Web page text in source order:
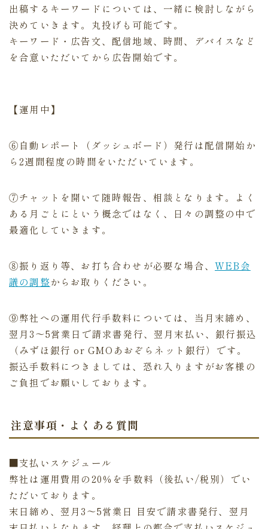
出稿するキーワードについては、一緒に検討しながら
決めていきます。丸投げも可能です。
キーワード・広告文、配信地域、時間、デバイスなど
を合意いただいてから広告開始です。
【運用中】
⑥自動レポート（ダッシュボード）発行は配信開始か
ら2週間程度の時間をいただいています。
⑦チャットを開いて随時報告、相談となります。よく
ある月ごとにという概念ではなく、日々の調整の中で
最適化していきます。
⑧振り返り等、お打ち合わせが必要な場合、WEB会
議の調整からお取りください。
⑨弊社への運用代行手数料については、当月末締め、
翌月3～5営業日で請求書発行、翌月末払い、銀行振込
（みずほ銀行 or GMOあおぞらネット銀行）です。
振込手数料につきましては、恐れ入りますがお客様の
ご負担でお願いしております。
注意事項・よくある質問
■支払いスケジュール
弊社は運用費用の20％を手数料（後払い/税別）でい
ただいております。
末日締め、翌月3～5営業日 目安で請求書発行、翌月